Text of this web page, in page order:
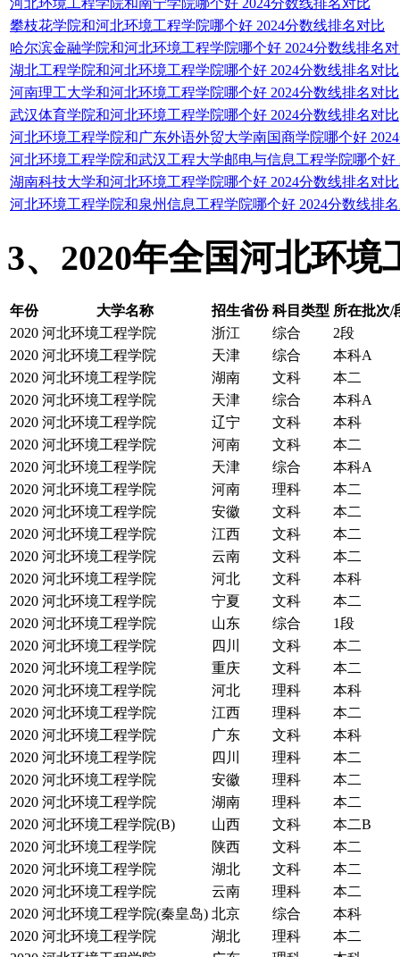
攀枝花学院和河北环境工程学院哪个好 2024分数线排名对比
哈尔滨金融学院和河北环境工程学院哪个好 2024分数线排名
湖北工程学院和河北环境工程学院哪个好 2024分数线排名对比
河南理工大学和河北环境工程学院哪个好 2024分数线排名对比
武汉体育学院和河北环境工程学院哪个好 2024分数线排名对比
河北环境工程学院和广东外语外贸大学南国商学院哪个好
河北环境工程学院和武汉工程大学邮电与信息工程学院哪个好
湖南科技大学和河北环境工程学院哪个好 2024分数线排名对比
河北环境工程学院和泉州信息工程学院哪个好 2024分数线排
3、2020年全国河北环
年份 大学名称 招生省份 科目类型 所在批次/
2020 河北环境工程学院 浙江 综合
2段
2020 河北环境工程学院 天津 综合
本科A
2020 河北环境工程学院 湖南 文科
本二
2020 河北环境工程学院 天津 综合
本科A
2020 河北环境工程学院 辽宁 文科
本科
2020 河北环境工程学院 河南 文科
本二
2020 河北环境工程学院 天津 综合
本科A
2020 河北环境工程学院 河南 理科
本二
2020 河北环境工程学院 安徽 文科
本二
2020 河北环境工程学院 江西 文科
本二
2020 河北环境工程学院 云南 文科
本二
2020 河北环境工程学院 河北 文科
本科
2020 河北环境工程学院 宁夏 文科
本二
2020 河北环境工程学院 山东 综合
1段
2020 河北环境工程学院 四川 文科
本二
2020 河北环境工程学院 重庆 文科
本二
2020 河北环境工程学院 河北 理科
本科
2020 河北环境工程学院 江西 理科
本二
2020 河北环境工程学院 广东 文科
本科
2020 河北环境工程学院 四川 理科
本二
2020 河北环境工程学院 安徽 理科
本二
2020 河北环境工程学院 湖南 理科
本二
2020 河北环境工程学院(B) 山西 文科
本二B
2020 河北环境工程学院 陕西 文科
本二
2020 河北环境工程学院 湖北 文科
本二
2020 河北环境工程学院 云南 理科
本二
2020 河北环境工程学院(秦皇岛) 北京 综合
本科
2020 河北环境工程学院 湖北 理科
本二